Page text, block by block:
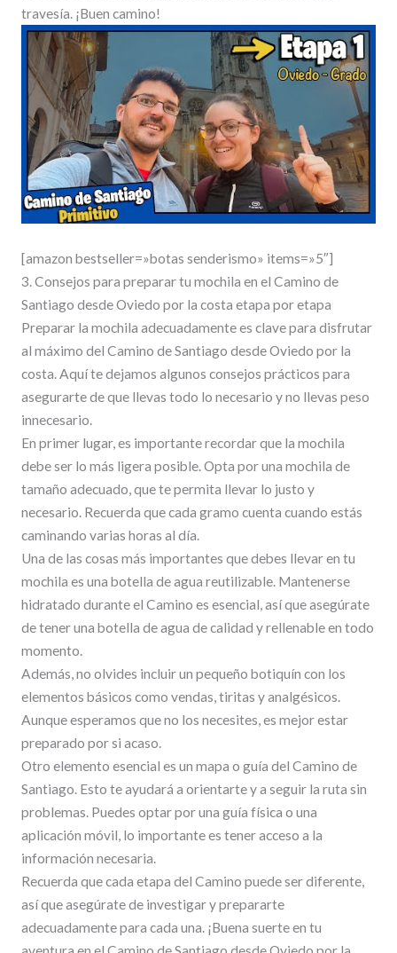
travesía. ¡Buen camino!
[amazon bestseller=»botas senderismo» items=»5″]
3. Consejos para preparar tu mochila en el Camino de
Santiago desde Oviedo por la costa etapa por etapa
Preparar la mochila adecuadamente es clave para disfrutar
al máximo del Camino de Santiago desde Oviedo por la
costa. Aquí te dejamos algunos consejos prácticos para
asegurarte de que llevas todo lo necesario y no llevas peso
innecesario.
En primer lugar, es importante recordar que la mochila
debe ser lo más ligera posible. Opta por una mochila de
tamaño adecuado, que te permita llevar lo justo y
necesario. Recuerda que cada gramo cuenta cuando estás
caminando varias horas al día.
Una de las cosas más importantes que debes llevar en tu
mochila es una botella de agua reutilizable. Mantenerse
hidratado durante el Camino es esencial, así que asegúrate
de tener una botella de agua de calidad y rellenable en todo
momento.
Además, no olvides incluir un pequeño botiquín con los
elementos básicos como vendas, tiritas y analgésicos.
Aunque esperamos que no los necesites, es mejor estar
preparado por si acaso.
Otro elemento esencial es un mapa o guía del Camino de
Santiago. Esto te ayudará a orientarte y a seguir la ruta sin
problemas. Puedes optar por una guía física o una
aplicación móvil, lo importante es tener acceso a la
información necesaria.
Recuerda que cada etapa del Camino puede ser diferente,
así que asegúrate de investigar y prepararte
adecuadamente para cada una. ¡Buena suerte en tu